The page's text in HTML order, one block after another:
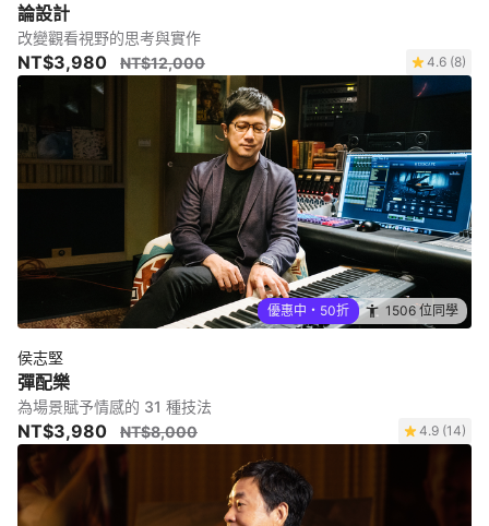
論設計
改變觀看視野的思考與實作
NT$3,980 NT$12,000 4.6 (8)
優惠中・50折 1506 位同學
侯志堅
彈配樂
為場景賦予情感的 31 種技法
NT$3,980 NT$8,000 4.9 (14)